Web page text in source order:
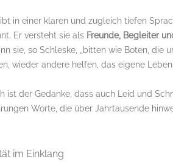
in einer klaren und zugleich tiefen
Er versteht sie als Freunde, Begleiter
sie, so Schleske, „bitten wie Boten, die
wieder andere helfen, das eigene
ist der Gedanke, dass auch Leid und
Worte, die über Jahrtausende
im Einklang